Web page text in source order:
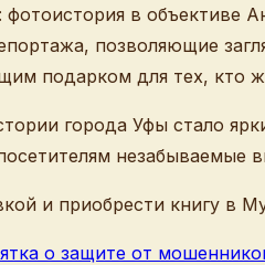
в объективе
позволяющие
подарком для тех, кто
города Уфы стало
незабываемые
и приобрести книгу в
о защите от